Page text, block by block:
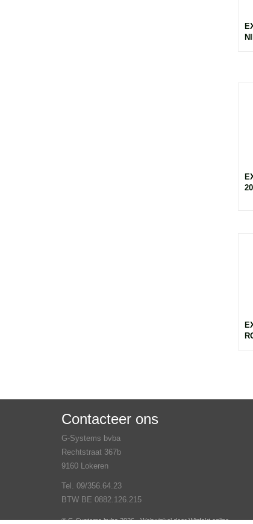
Contacteer ons
G-Systems bvba
Rechtstraat 367b
9160 Lokeren
Tel. 09/356.64.23
BTW BE 0882.126.215
© G-Systems bvba 2026 - Webwinkel doorWinfakt online